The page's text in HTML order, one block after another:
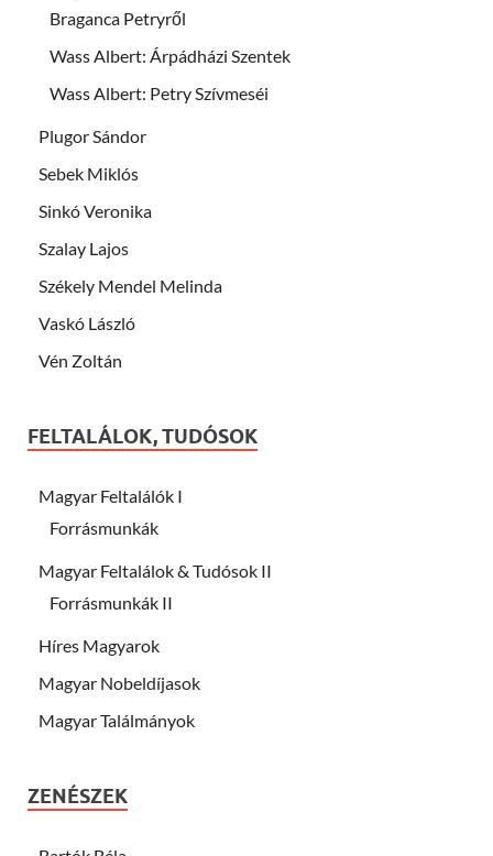
Braganca Petryről
Wass Albert: Árpádházi Szentek
Wass Albert: Petry Szívmeséi
Plugor Sándor
Sebek Miklós
Sinkó Veronika
Szalay Lajos
Székely Mendel Melinda
Vaskó László
Vén Zoltán
FELTALÁLOK, TUDÓSOK
Magyar Feltalálók I
Forrásmunkák
Magyar Feltalálok & Tudósok II
Forrásmunkák II
Híres Magyarok
Magyar Nobeldíjasok
Magyar Találmányok
ZENÉSZEK